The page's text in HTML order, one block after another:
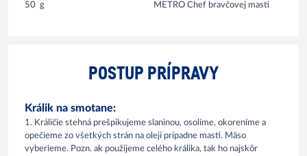
50 g METRO Chef bravčovej masti
POSTUP PRÍPRAVY
Králik na smotane:
1. Králičie stehná prešpikujeme slaninou, osolíme, okoreníme a
opečieme zo všetkých strán na oleji prípadne masti. Mäso
vyberieme. Pozn. ak použijeme celého králika, tak ho najskôr